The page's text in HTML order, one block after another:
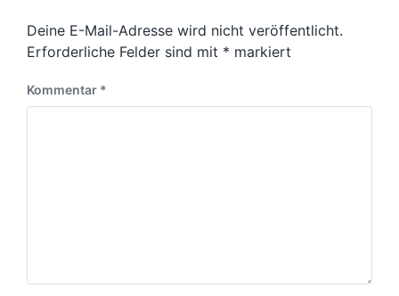
Deine E-Mail-Adresse wird nicht veröffentlicht.
Erforderliche Felder sind mit * markiert
Kommentar *